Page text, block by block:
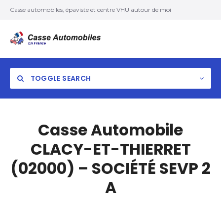
Casse automobiles, épaviste et centre VHU autour de moi
TOGGLE SEARCH
Casse Automobile
CLACY-ET-THIERRET
(02000) – SOCIÉTÉ SEVP 2
A